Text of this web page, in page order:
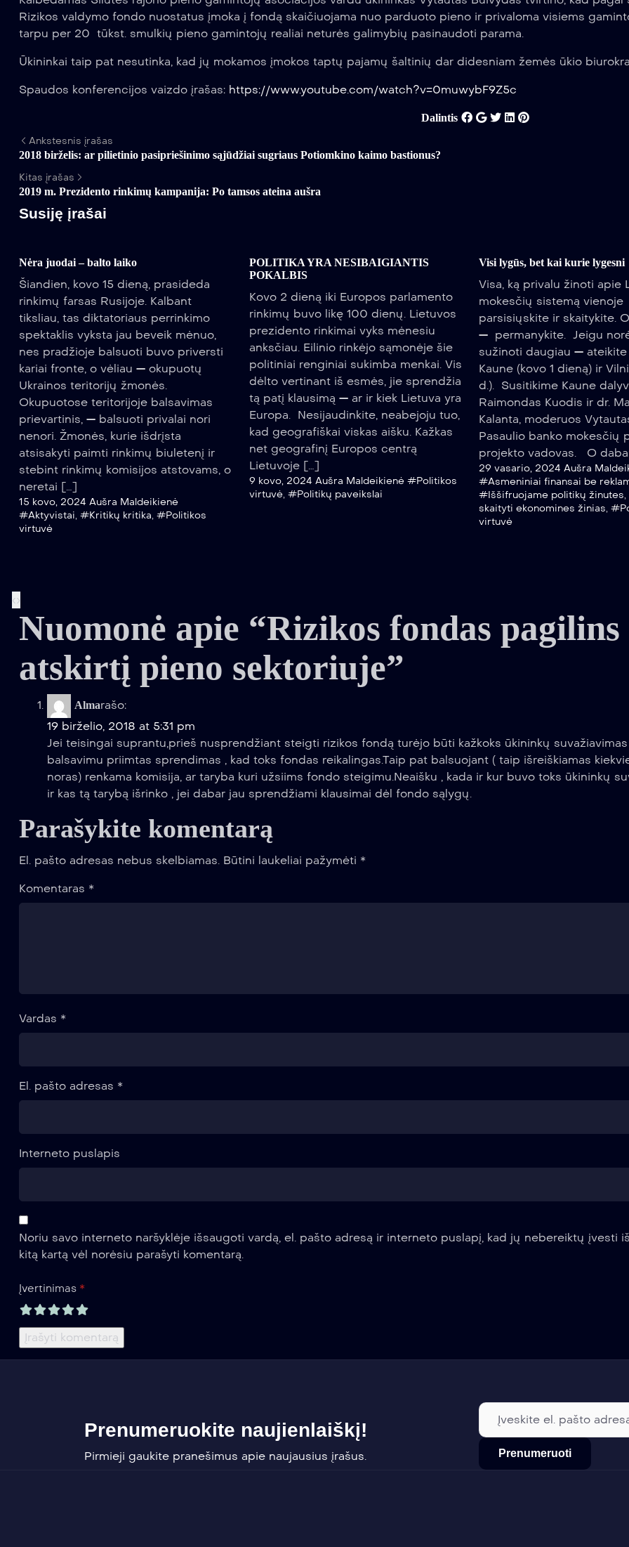
Rizikos valdymo fondo nuostatus įmoka į fondą skaičiuojama nuo parduoto pieno ir privaloma visiems
tarpu per 20 tūkst. smulkių pieno gamintojų realiai neturės galimybių pasinaudoti parama.
Ūkininkai taip pat nesutinka, kad jų mokamos įmokos taptų pajamų šaltinių dar didesniam žemės ūkio
Spaudos konferencijos vaizdo įrašas: https://www.youtube.com/watch?v=0muwybF9Z5c
Dalintis
Ankstesnis įrašas
2018 birželis: ar pilietinio pasipriešinimo sąjūdžiai sugriaus Potiomkino kaimo bastionus?
Kitas įrašas
2019 m. Prezidento rinkimų kampanija: Po tamsos ateina aušra
Susiję įrašai
Nėra juodai – balto laiko
Šiandien, kovo 15 dieną, prasideda
rinkimų farsas Rusijoje. Kalbant
tiksliau, tas diktatoriaus perrinkimo
spektaklis vyksta jau beveik mėnuo,
nes pradžioje balsuoti buvo priversti
kariai fronte, o vėliau — okupuotų
Ukrainos teritorijų žmonės.
Okupuotose teritorijoje balsavimas
prievartinis, — balsuoti privalai nori
nenori. Žmonės, kurie išdrįsta
atsisakyti paimti rinkimų biuletenį ir
stebint rinkimų komisijos atstovams, o
neretai […]
15 kovo, 2024 Aušra Maldeikienė
#Aktyvistai, #Kritikų kritika, #Politikos
virtuvė
POLITIKA YRA NESIBAIGIANTIS
POKALBIS
Kovo 2 dieną iki Europos parlamento
rinkimų buvo likę 100 dienų. Lietuvos
prezidento rinkimai vyks mėnesiu
anksčiau. Eilinio rinkėjo sąmonėje šie
politiniai renginiai sukimba menkai. Vis
dėlto vertinant iš esmės, jie sprendžia
tą patį klausimą — ar ir kiek Lietuva yra
Europa. Nesijaudinkite, neabejoju tuo,
kad geografiškai viskas aišku. Kažkas
net geografinį Europos centrą
Lietuvoje […]
9 kovo, 2024 Aušra Maldeikienė #Politikos
virtuvė, #Politikų paveikslai
Visi lygūs, bet kai kurie lygesni
Visa, ką privalu žinoti apie
mokesčių sistemą
parsisiųskite ir skaitykite.
— permanykite. Jeigu
sužinoti daugiau — ateikite
Kaune (kovo 1 dieną) ir
d.). Susitikime Kaune
Raimondas Kuodis ir dr.
Kalanta, moderuos
Pasaulio banko mokesčių
projekto vadovas. O
29 vasario, 2024 Aušra
#Asmeniniai finansai be
#Iššifruojame politikų žinutes,
skaityti ekonomines žinias,
virtuvė
‹›
Nuomonė apie “Rizikos fondas pagilins
atskirtį pieno sektoriuje”
Almarašo:
19 birželio, 2018 at 5:31 pm
Jei teisingai suprantu,prieš nusprendžiant steigti rizikos fondą turėjo būti kažkoks ūkininkų
balsavimu priimtas sprendimas , kad toks fondas reikalingas.Taip pat balsuojant ( taip išreiškiamas
noras) renkama komisija, ar taryba kuri užsiims fondo steigimu.Neaišku , kada ir kur buvo toks ūkininkų
ir kas tą tarybą išrinko , jei dabar jau sprendžiami klausimai dėl fondo sąlygų.
Parašykite komentarą
El. pašto adresas nebus skelbiamas. Būtini laukeliai pažymėti *
Komentaras *
Vardas *
El. pašto adresas *
Interneto puslapis
Noriu savo interneto naršyklėje išsaugoti vardą, el. pašto adresą ir interneto puslapį, kad jų nebereiktų įvesti
kitą kartą vėl norėsiu parašyti komentarą.
Įvertinimas *
Prenumeruokite naujienlaiškį!
Pirmieji gaukite pranešimus apie naujausius įrašus.